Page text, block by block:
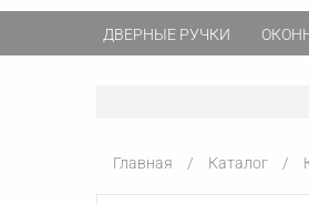
ДВЕРНЫЕ РУЧКИ
Главная Каталог